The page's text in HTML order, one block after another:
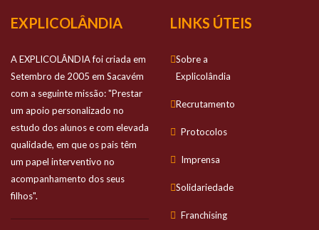
EXPLICOLÂNDIA
A EXPLICOLÂNDIA foi criada em
Setembro de 2005 em Sacavém
com a seguinte missão: "Prestar
um apoio personalizado no
estudo dos alunos e com elevada
qualidade, em que os pais têm
um papel interventivo no
acompanhamento dos seus
filhos".
LINKS ÚTEIS
Sobre a
Explicolândia
Recrutamento
Protocolos
Imprensa
Solidariedade
Franchising